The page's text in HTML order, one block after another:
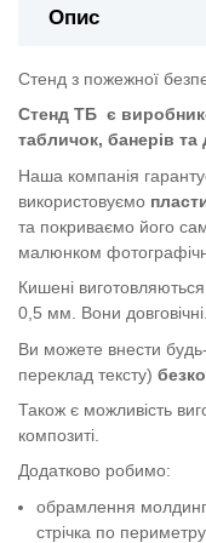
Опис
Стенд з пожежної
Стенд ТБ є
табличок, банерів та
Наша компанія
використовуємо
та покриваємо його
малюнком
Кишені
0,5 мм. Вони довговічні.
Ви можете внести будь-
переклад тексту)
Також є можливість
композиті.
Додатково робимо:
обрамлення
стрічка по